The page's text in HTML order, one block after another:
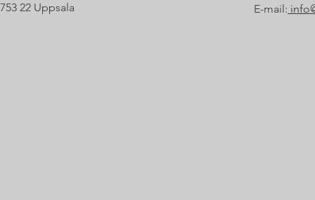
753 22 Uppsala
E-mail: